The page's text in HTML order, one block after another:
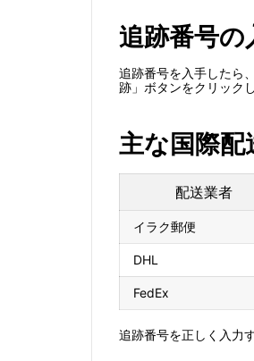
追跡番号の
追跡番号を入手したら
跡」ボタンをクリック
主な国際配
配送業者
イラク郵便
DHL
FedEx
追跡番号を正しく入力